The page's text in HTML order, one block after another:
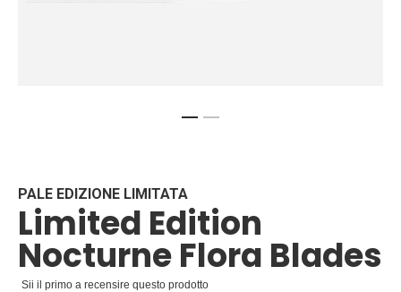
galleria
di
immagini
PALE EDIZIONE LIMITATA
Limited Edition
Nocturne Flora Blades
Sii il primo a recensire questo prodotto